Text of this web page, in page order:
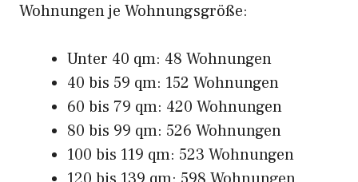
Wohnungen je Wohnungsgröße:
Unter 40 qm: 48 Wohnungen
40 bis 59 qm: 152 Wohnungen
60 bis 79 qm: 420 Wohnungen
80 bis 99 qm: 526 Wohnungen
100 bis 119 qm: 523 Wohnungen